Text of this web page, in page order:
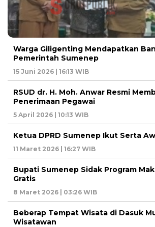
Warga Giligenting Mendapatkan
Pemerintah Sumenep
15 Juni 2026 | 16:13 WIB
RSUD dr. H. Moh. Anwar Resmi
Penerimaan Pegawai
5 April 2026 | 10:13 WIB
Ketua DPRD Sumenep Ikut Serta
11 Maret 2026 | 16:27 WIB
Bupati Sumenep Sidak Program
Gratis
8 Maret 2026 | 03:26 WIB
Beberap Tempat Wisata di Dasuk
Wisatawan